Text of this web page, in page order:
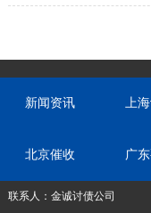
新闻资讯 上
北京催收 广
联系人：金诚讨债公司